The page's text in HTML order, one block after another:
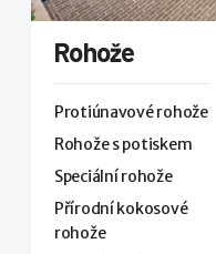
Rohože
Protiúnavové rohože
Rohože s potiskem
Speciální rohože
Přírodní kokosové
rohože